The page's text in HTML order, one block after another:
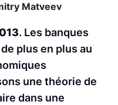
Matveev
. Les banques
plus en plus au
une théorie de
dans une